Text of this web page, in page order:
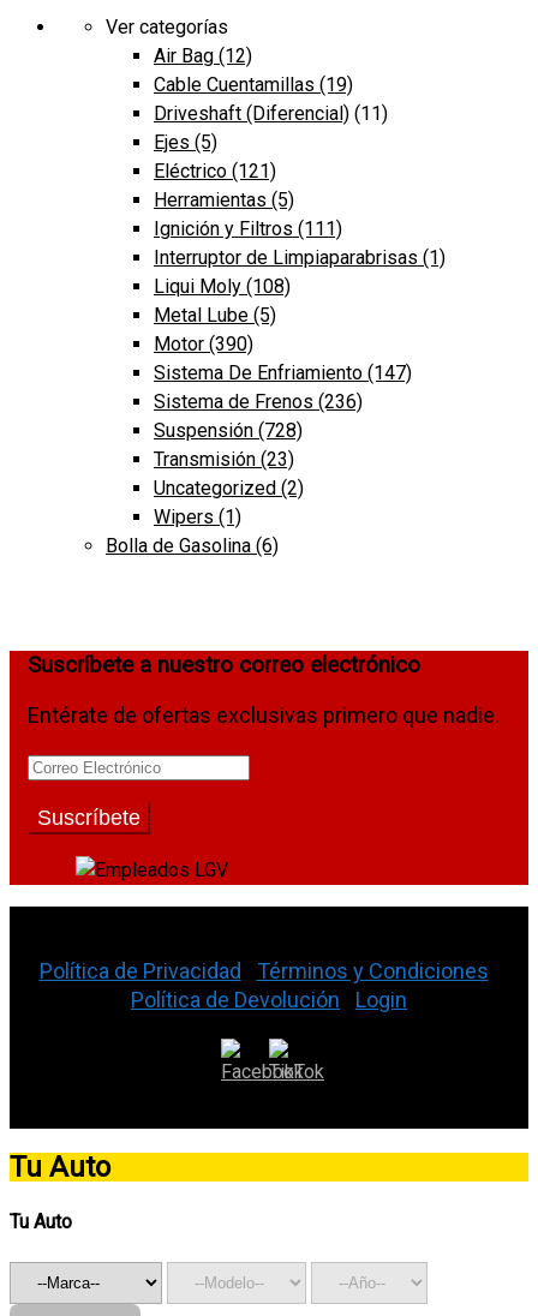
Ver categorías
Air Bag (12)
Cable Cuentamillas (19)
Driveshaft (Diferencial) (11)
Ejes (5)
Eléctrico (121)
Herramientas (5)
Ignición y Filtros (111)
Interruptor de Limpiaparabrisas (1)
Liqui Moly (108)
Metal Lube (5)
Motor (390)
Sistema De Enfriamiento (147)
Sistema de Frenos (236)
Suspensión (728)
Transmisión (23)
Uncategorized (2)
Wipers (1)
Bolla de Gasolina (6)
Suscríbete a nuestro correo electrónico
Entérate de ofertas exclusivas primero que nadie.
Política de Privacidad
Términos y Condiciones
Política de Devolución
Login
Tu Auto
Tu Auto